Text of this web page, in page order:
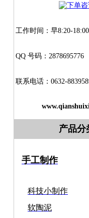
工作时间：早8:20-18:00
QQ 号码：2878695776
联系电话：0632-
产品分
手工制作
科技小制作
软陶泥